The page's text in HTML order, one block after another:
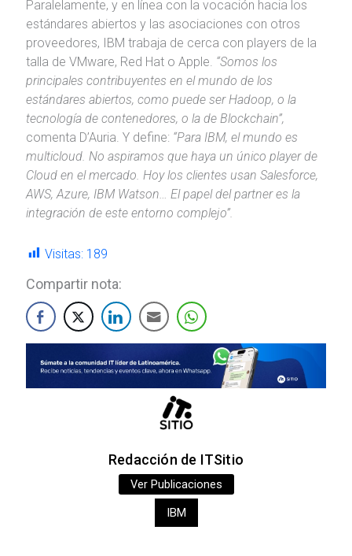
Paralelamente, y en línea con la vocación hacia los
estándares abiertos y las asociaciones con otros
proveedores, IBM trabaja de cerca con players de la
talla de VMware, Red Hat o Apple. “Somos los
principales contribuyentes en el mundo de los
estándares abiertos, como puede ser Hadoop, o la
tecnología de contenedores, o la de Blockchain”,
comenta D’Auria. Y define: “Para IBM, el mundo es
multicloud. No aspiramos que haya un único player de
Cloud en el mercado. Hoy los clientes usan Salesforce,
AWS, Azure, IBM Watson… El papel del partner es la
integración de este entorno complejo”.
Visitas: 189
Compartir nota:
Redacción de ITSitio
Ver Publicaciones
IBM